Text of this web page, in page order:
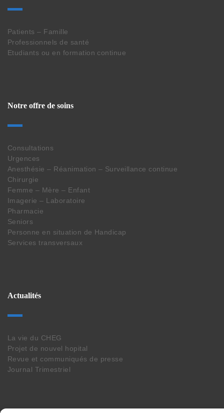
Patients – Famille
Professionnels de santé
Etudiants ou en formation continue
Notre offre de soins
Consultations
Urgences
Anesthésie – Réanimation – Surveillance continue
Chirurgie
Femme – Mère – Enfant
Imagerie – Laboratoire
Pharmacie
Seniors
Personne en situation de Handicap
Services transversaux
Actualités
La vie du CHEG
Projet de nouvel hopital
Revue et communiqués de presse
Journal Trimestriel